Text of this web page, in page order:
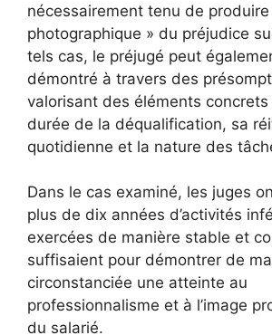
nécessairement tenu de
photographique » du préjudice
tels cas, le préjugé peut
démontré à travers des
valorisant des éléments
durée de la déqualification, sa
quotidienne et la nature des
Dans le cas examiné, les juges
plus de dix années d’activités
exercées de manière stable et
suffisaient pour démontrer de
circonstanciée une atteinte au
professionnalisme et à l’image
du salarié.